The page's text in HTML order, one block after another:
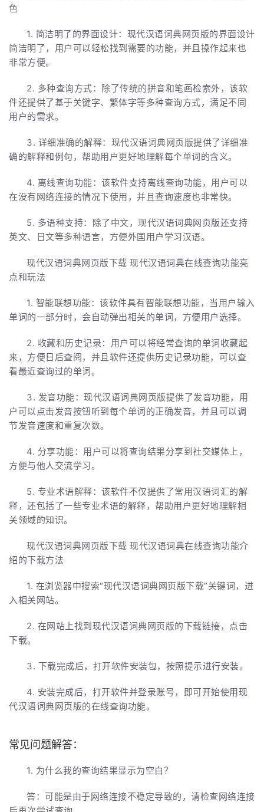
色
1. 简洁明了的界面设计：现代汉语词典网页版的界面设计
简洁明了，用户可以轻松找到需要的功能，并且操作起来也
非常方便。
2. 多种查询方式：除了传统的拼音和笔画检索外，该软
件还提供了基于关键字、繁体字等多种查询方式，满足不同
用户的需求。
3. 详细准确的解释：现代汉语词典网页版提供了详细准
确的解释和例句，帮助用户更好地理解每个单词的含义。
4. 离线查询功能：该软件支持离线查询功能，用户可以
在没有网络连接的情况下使用，并且查询速度也非常快。
5. 多语种支持：除了中文，现代汉语词典网页版还支持
英文、日文等多种语言，方便外国用户学习汉语。
现代汉语词典网页版下载 现代汉语词典在线查询功能亮
点和玩法
1. 智能联想功能：该软件具有智能联想功能，当用户输入
单词的一部分时，会自动弹出相关的单词，方便用户选择。
2. 收藏和历史记录：用户可以将经常查询的单词收藏起
来，方便日后查阅，并且软件还提供历史记录功能，可以查
看最近查询过的单词。
3. 发音功能：现代汉语词典网页版提供了发音功能，用
户可以点击发音按钮听到每个单词的正确发音，并且可以调
节发音速度和重复次数。
4. 分享功能：用户可以将查询结果分享到社交媒体上，
方便与他人交流学习。
5. 专业术语解释：该软件不仅提供了常用汉语词汇的解
释，还包括了一些专业术语的解释，帮助用户更好地理解相
关领域的知识。
现代汉语词典网页版下载 现代汉语词典在线查询功能介
绍的下载方法
1. 在浏览器中搜索“现代汉语词典网页版下载”关键词，进
入相关网站。
2. 在网站上找到现代汉语词典网页版的下载链接，点击
下载。
3. 下载完成后，打开软件安装包，按照提示进行安装。
4. 安装完成后，打开软件并登录账号，即可开始使用现
代汉语词典网页版的在线查询功能。
常见问题解答：
1. 为什么我的查询结果显示为空白？
答：可能是由于网络连接不稳定导致的，请检查网络连接